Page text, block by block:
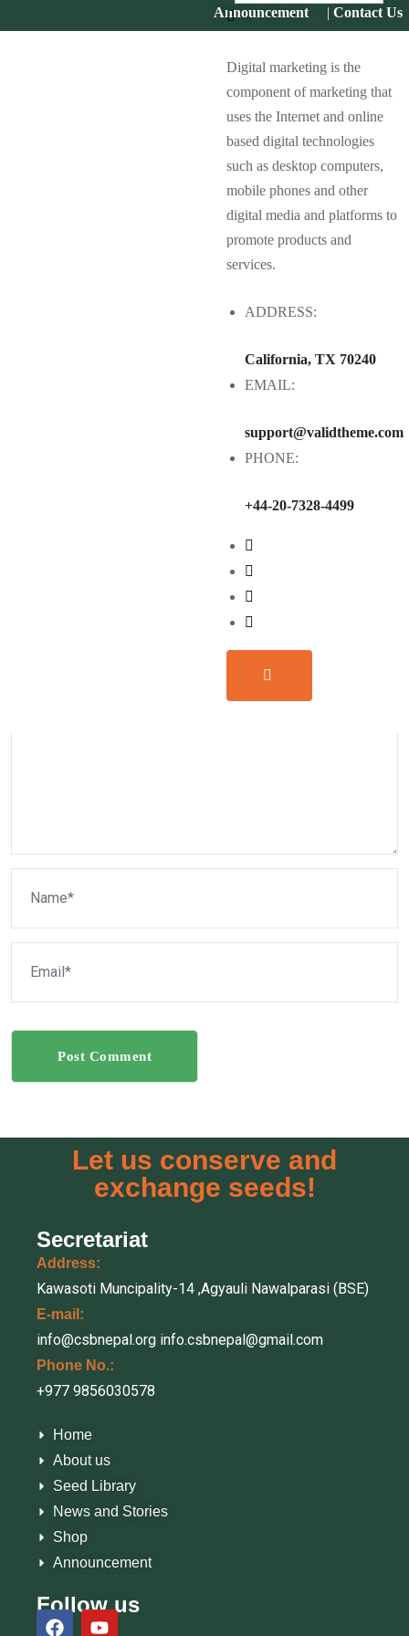
Announcement | Contact Us
Digital marketing is the
component of marketing that
uses the Internet and online
based digital technologies
such as desktop computers,
mobile phones and other
digital media and platforms to
promote products and
services.
ADDRESS:
California, TX 70240
EMAIL:
support@validtheme.com
PHONE:
+44-20-7328-4499
तिते फापर (Tite Phapar)
जुम्लामा यो बाली तीन महिनामा तयार
हुन्छ, कलिलोमा यसको साग खाने चलन छ भने पाकेपछि रोटी, लकर
केक आदि बनाएर खाने चलन छ, अन्य फापर भन्दा यो जात बढी फल्छ,
खेती गर्न सजिलो हुन्छ, जिल्ला बाहिर यसको उच्च माग छ र मुल्य पनि
हाँकु सामुदायिक बीउ बैंक, तातोपानी
Post Comment
Let us conserve and
exchange seeds!
Secretariat
Address:
Kawasoti Muncipality-14 ,Agyauli Nawalparasi (BSE)
E-mail:
info@csbnepal.org info.csbnepal@gmail.com
Phone No.:
+977 9856030578
Home
About us
Seed Library
News and Stories
Shop
Announcement
Follow us